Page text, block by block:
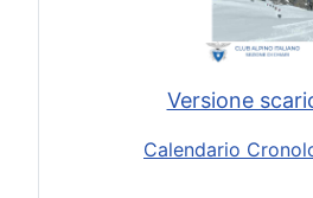
Versione
Calendario